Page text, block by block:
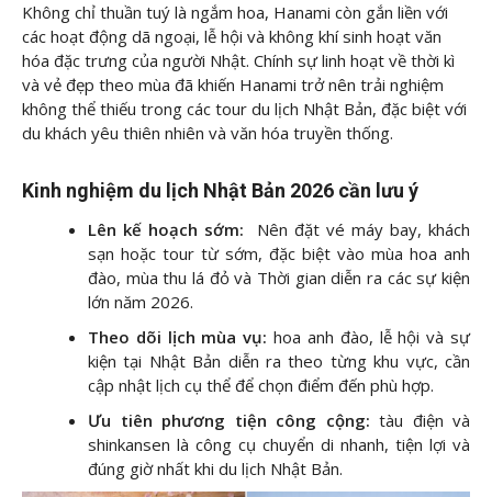
Không chỉ thuần tuý là ngắm hoa, Hanami còn gắn liền với
các hoạt động dã ngoại, lễ hội và không khí sinh hoạt văn
hóa đặc trưng của người Nhật. Chính sự linh hoạt về thời kì
và vẻ đẹp theo mùa đã khiến Hanami trở nên trải nghiệm
không thể thiếu trong các tour du lịch Nhật Bản, đặc biệt với
du khách yêu thiên nhiên và văn hóa truyền thống.
Kinh nghiệm du lịch Nhật Bản 2026 cần lưu ý
Lên kế hoạch sớm:
Nên đặt vé máy bay, khách
sạn hoặc tour từ sớm, đặc biệt vào mùa hoa anh
đào, mùa thu lá đỏ và Thời gian diễn ra các sự kiện
lớn năm 2026.
Theo dõi lịch mùa vụ: hoa anh đào, lễ hội và sự
kiện tại Nhật Bản diễn ra theo từng khu vực, cần
cập nhật lịch cụ thể để chọn điểm đến phù hợp.
Ưu tiên phương tiện công cộng: tàu điện và
shinkansen là công cụ chuyển di nhanh, tiện lợi và
đúng giờ nhất khi du lịch Nhật Bản.